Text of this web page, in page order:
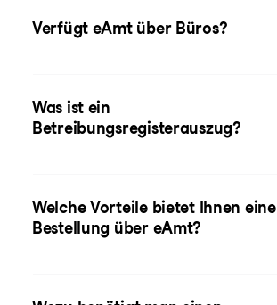
Verfügt eAmt über Büros?
Was ist ein
Betreibungsregisterauszug?
Welche Vorteile bietet Ihnen eine
Bestellung über eAmt?